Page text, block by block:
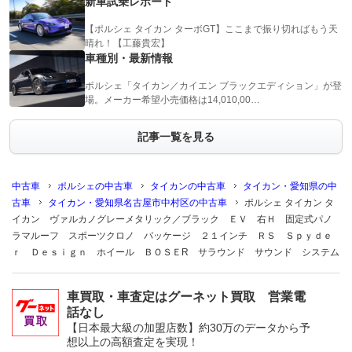
【ポルシェ タイカン ターボGT】ここまで振り切ればもう天
晴れ！【工藤貴宏】
車種別・最新情報
ポルシェ「タイカン／カイエン ブラックエディション」が登
場。メーカー希望小売価格は14,010,00…
記事一覧を見る
中古車 ポルシェの中古車 タイカンの中古車
タイカン・愛知県の中
古車
タイカン・愛知県名古屋市中村区の中古車
ポルシェ タイカン タ
イカン ヴァルカノグレーメタリック／ブラック ＥＶ 右Ｈ 固定式パノ
ラマルーフ スポーツクロノ パッケージ ２１インチ ＲＳ Ｓｐｙｄｅ
ｒ Ｄｅｓｉｇｎ ホイール ＢＯＳＥR サラウンド サウンド システム
車買取・車査定はグーネット買取 営業電
話なし
【日本最大級の加盟店数】約30万のデータから予
想以上の高額査定を実現！